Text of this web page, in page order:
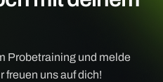
Probetraining und melde
freuen uns auf dich!